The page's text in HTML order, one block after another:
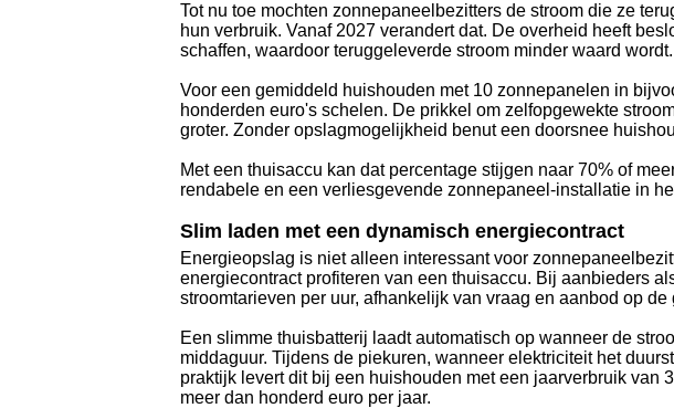
Tot nu toe mochten zonnepaneelbezitters de stroom die ze
hun verbruik. Vanaf 2027 verandert dat. De overheid heeft
schaffen, waardoor teruggeleverde stroom minder waard wordt.
Voor een gemiddeld huishouden met 10 zonnepanelen in
honderden euro's schelen. De prikkel om zelfopgewekte
groter. Zonder opslagmogelijkheid benut een doorsnee
Met een thuisaccu kan dat percentage stijgen naar 70% of
rendabele en een verliesgevende zonnepaneel-installatie in
Slim laden met een dynamisch energiecontract
Energieopslag is niet alleen interessant voor
energiecontract profiteren van een thuisaccu. Bij aanbieders
stroomtarieven per uur, afhankelijk van vraag en aanbod op de
Een slimme thuisbatterij laadt automatisch op wanneer de
middaguur. Tijdens de piekuren, wanneer elektriciteit het
praktijk levert dit bij een huishouden met een jaarverbruik van
meer dan honderd euro per jaar.